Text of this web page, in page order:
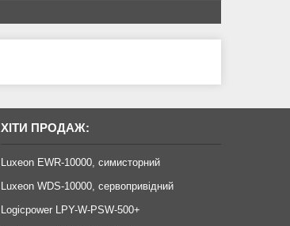
ХІТИ ПРОДАЖ:
Luxeon EWR-10000, симисторний
Luxeon WDS-10000, сервопривідний
Logicpower LPY-W-PSW-500+